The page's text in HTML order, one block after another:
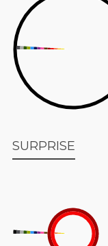
SURPRISE